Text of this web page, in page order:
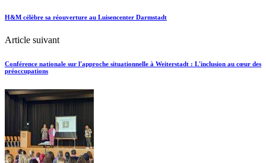
H&M célèbre sa réouverture au Luisencenter Darmstadt
Article suivant
Conférence nationale sur l'approche situationnelle à Weiterstadt : L'inclusion au cœur des
préoccupations